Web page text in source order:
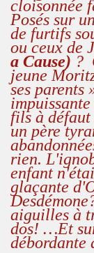
cloisonnée
Posés sur
de furtifs
ou ceux de
a Cause) ?
jeune
ses parents
fils à
un père
rien.
enfant
glaçante
aiguilles à
dos! …Et
débordante